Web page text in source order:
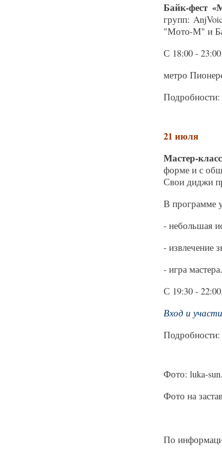
Байк-фест
групп:
"Мото-М" и
С 18:00 -
метро
Подробности:
21 июля
Мастер-
форме и с
Свои диджи
В программе
- небольшая
- извлечение
- игра мастера.
С 19:30 -
Вход и
Подробности:
Фото: luka-
Фото на
По